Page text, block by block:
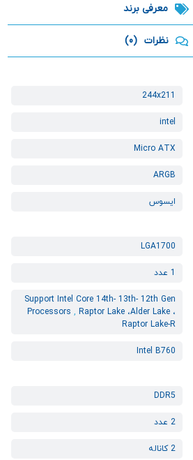
معرفی برند
نظرات (0)
244x211
intel
Micro ATX
ARGB
ایسوس
LGA1700
1 عدد
Support Intel Core 14th- 13th- 12th Gen
Processors , Raptor Lake ،Alder Lake ،
Raptor Lake-R
Intel B760
DDR5
2 عدد
2 کاناله